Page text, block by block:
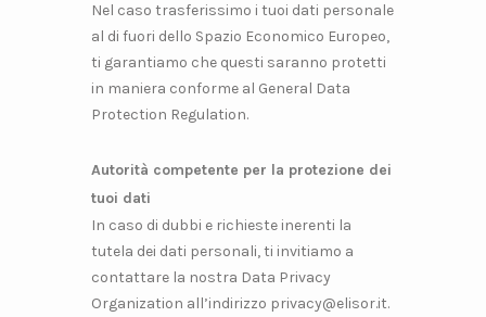
Nel caso trasferissimo i tuoi dati personale
al di fuori dello Spazio Economico Europeo,
ti garantiamo che questi saranno protetti
in maniera conforme al General Data
Protection Regulation.
Autorità competente per la protezione dei
tuoi dati
In caso di dubbi e richieste inerenti la
tutela dei dati personali, ti invitiamo a
contattare la nostra Data Privacy
Organization all’indirizzo privacy@elisor.it.